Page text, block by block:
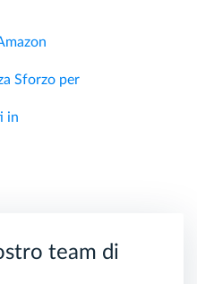
Sforzo per
in
team di